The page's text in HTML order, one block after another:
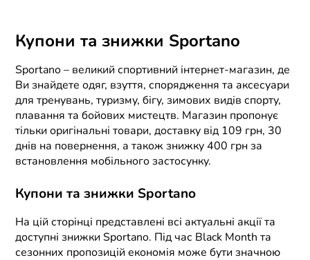
Купони та знижки Sportano
Sportano – великий спортивний інтернет-магазин, де
Ви знайдете одяг, взуття, спорядження та аксесуари
для тренувань, туризму, бігу, зимових видів спорту,
плавання та бойових мистецтв. Магазин пропонує
тільки оригінальні товари, доставку від 109 грн, 30
днів на повернення, а також знижку 400 грн за
встановлення мобільного застосунку.
Купони та знижки Sportano
На цій сторінці представлені всі актуальні акції та
доступні знижки Sportano. Під час Black Month та
сезонних пропозицій економія може бути значною